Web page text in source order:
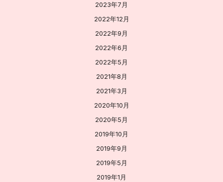
2023年7月
2022年12月
2022年9月
2022年6月
2022年5月
2021年8月
2021年3月
2020年10月
2020年5月
2019年10月
2019年9月
2019年5月
2019年1月